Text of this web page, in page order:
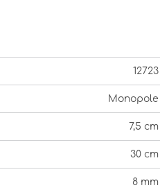
12723
Monopole
7,5 cm
30 cm
8 mm